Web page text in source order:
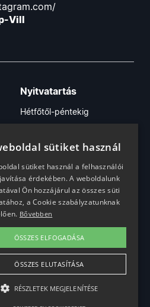
Vill
Nyitvatartás
Hétfőtől-péntekig
7:30-16:30
Szombaton
és minden egyéb azon szereplő
szellemi tulajdonát képezik. Azok
felhasználása kizárólag a jog
történhet.
sütiket használ
sütiket használ a felhasználói
érdekében. A weboldalunk
Ön hozzájárul az összes süti
a Cookie szabályzatunknak
Bővebben
ÖSSZES ELFOGADÁSA
ÖSSZES ELUTASÍTÁSA
RÉSZLETEK MEGJELENÍTÉSE